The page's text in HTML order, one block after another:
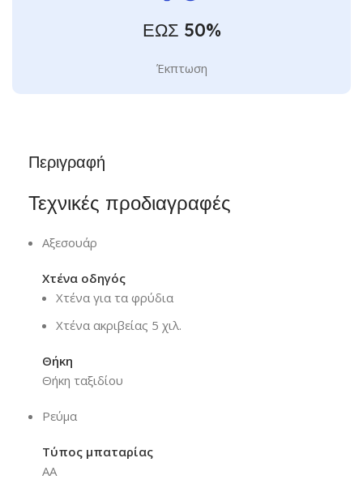
Περιγραφή
Τεχνικές προδιαγραφές
Αξεσουάρ
Χτένα οδηγός
Χτένα για τα φρύδια
Χτένα ακριβείας 5 χιλ.
Θήκη
Θήκη ταξιδίου
Ρεύμα
Τύπος μπαταρίας
AA
ΕΩΣ 50%
Έκπτωση